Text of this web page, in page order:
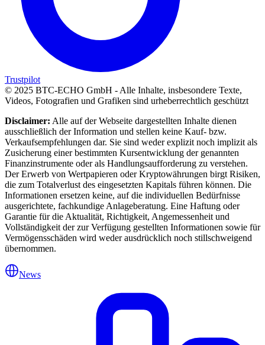
Trustpilot
© 2025 BTC-ECHO GmbH - Alle Inhalte, insbesondere Texte,
Videos, Fotografien und Grafiken sind urheberrechtlich geschützt
Disclaimer: Alle auf der Webseite dargestellten Inhalte dienen
ausschließlich der Information und stellen keine Kauf- bzw.
Verkaufsempfehlungen dar. Sie sind weder explizit noch implizit als
Zusicherung einer bestimmten Kursentwicklung der genannten
Finanzinstrumente oder als Handlungsaufforderung zu verstehen.
Der Erwerb von Wertpapieren oder Kryptowährungen birgt Risiken,
die zum Totalverlust des eingesetzten Kapitals führen können. Die
Informationen ersetzen keine, auf die individuellen Bedürfnisse
ausgerichtete, fachkundige Anlageberatung. Eine Haftung oder
Garantie für die Aktualität, Richtigkeit, Angemessenheit und
Vollständigkeit der zur Verfügung gestellten Informationen sowie für
Vermögensschäden wird weder ausdrücklich noch stillschweigend
übernommen.
News